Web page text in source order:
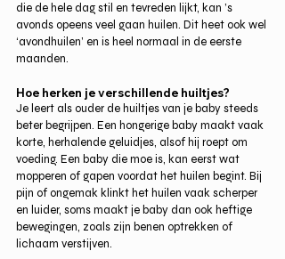
die de hele dag stil en tevreden lijkt, kan ’s
avonds opeens veel gaan huilen. Dit heet ook wel
‘avondhuilen’ en is heel normaal in de eerste
maanden.
Hoe herken je verschillende huiltjes?
Je leert als ouder de huiltjes van je baby steeds
beter begrijpen. Een hongerige baby maakt vaak
korte, herhalende geluidjes, alsof hij roept om
voeding. Een baby die moe is, kan eerst wat
mopperen of gapen voordat het huilen begint. Bij
pijn of ongemak klinkt het huilen vaak scherper
en luider, soms maakt je baby dan ook heftige
bewegingen, zoals zijn benen optrekken of
lichaam verstijven.